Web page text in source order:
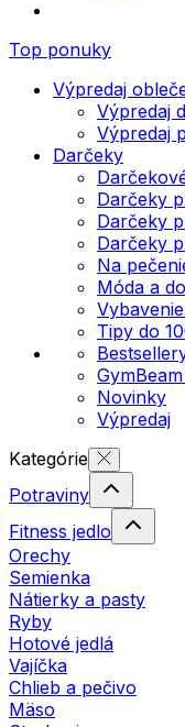
Top ponuky
Výpredaj
Výpredaj
Výpredaj
Darčeky
Darčeky
Darčeky
Darčeky
Na
Móda a
Tipy do
Novinky
Výpredaj
Kategórie
Potraviny
Fitness jedlo
Orechy
Semienka
Nátierky a pasty
Ryby
Hotové jedlá
Vajíčka
Chlieb a pečivo
Mäso